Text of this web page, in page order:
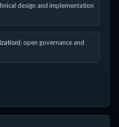
design and implementation
: open governance and